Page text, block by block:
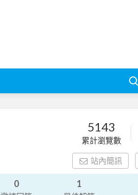
5143
累計瀏覽數
站內簡訊
0 1